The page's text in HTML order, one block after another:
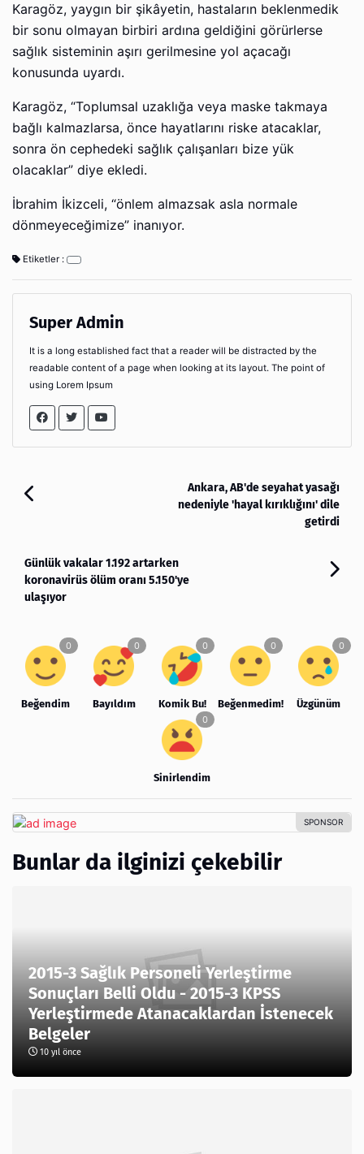
Karagöz, yaygın bir şikâyetin, hastaların beklenmedik
bir sonu olmayan birbiri ardına geldiğini görürlerse
sağlık sisteminin aşırı gerilmesine yol açacağı
konusunda uyardı.
Karagöz, “Toplumsal uzaklığa veya maske takmaya
bağlı kalmazlarsa, önce hayatlarını riske atacaklar,
sonra ön cephedeki sağlık çalışanları bize yük
olacaklar” diye ekledi.
İbrahim İkizceli, “önlem almazsak asla normale
dönmeyeceğimize” inanıyor.
Etiketler :
Super Admin
It is a long established fact that a reader will be distracted by the
readable content of a page when looking at its layout. The point of
using Lorem Ipsum
Ankara, AB'de seyahat yasağı
nedeniyle 'hayal kırıklığını' dile
getirdi
Günlük vakalar 1.192 artarken
koronavirüs ölüm oranı 5.150'ye
ulaşıyor
Beğendim Bayıldım Komik Bu! Beğenmedim! Üzgünüm
Sinirlendim
Bunlar da ilginizi çekebilir
2015-3 Sağlık Personeli Yerleştirme
Sonuçları Belli Oldu - 2015-3 KPSS
Yerleştirmede Atanacaklardan İstenecek
Belgeler
10 yıl önce